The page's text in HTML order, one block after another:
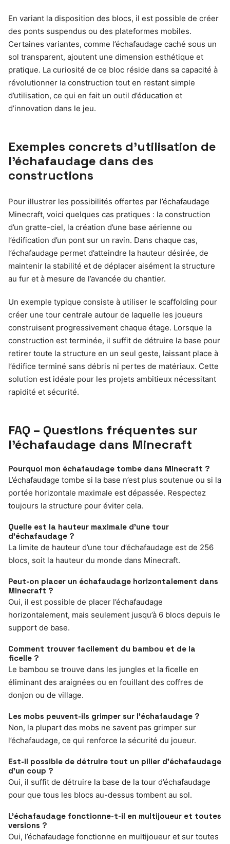
En variant la disposition des blocs, il est possible de créer
des ponts suspendus ou des plateformes mobiles.
Certaines variantes, comme l’échafaudage caché sous un
sol transparent, ajoutent une dimension esthétique et
pratique. La curiosité de ce bloc réside dans sa capacité à
révolutionner la construction tout en restant simple
d’utilisation, ce qui en fait un outil d’éducation et
d’innovation dans le jeu.
Exemples concrets d’utilisation de
l’échafaudage dans des
constructions
Pour illustrer les possibilités offertes par l’échafaudage
Minecraft, voici quelques cas pratiques : la construction
d’un gratte-ciel, la création d’une base aérienne ou
l’édification d’un pont sur un ravin. Dans chaque cas,
l’échafaudage permet d’atteindre la hauteur désirée, de
maintenir la stabilité et de déplacer aisément la structure
au fur et à mesure de l’avancée du chantier.
Un exemple typique consiste à utiliser le scaffolding pour
créer une tour centrale autour de laquelle les joueurs
construisent progressivement chaque étage. Lorsque la
construction est terminée, il suffit de détruire la base pour
retirer toute la structure en un seul geste, laissant place à
l’édifice terminé sans débris ni pertes de matériaux. Cette
solution est idéale pour les projets ambitieux nécessitant
rapidité et sécurité.
FAQ – Questions fréquentes sur
l’échafaudage dans Minecraft
Pourquoi mon échafaudage tombe dans Minecraft ?
L’échafaudage tombe si la base n’est plus soutenue ou si la
portée horizontale maximale est dépassée. Respectez
toujours la structure pour éviter cela.
Quelle est la hauteur maximale d’une tour
d’échafaudage ?
La limite de hauteur d’une tour d’échafaudage est de 256
blocs, soit la hauteur du monde dans Minecraft.
Peut-on placer un échafaudage horizontalement dans
Minecraft ?
Oui, il est possible de placer l’échafaudage
horizontalement, mais seulement jusqu’à 6 blocs depuis le
support de base.
Comment trouver facilement du bambou et de la
ficelle ?
Le bambou se trouve dans les jungles et la ficelle en
éliminant des araignées ou en fouillant des coffres de
donjon ou de village.
Les mobs peuvent-ils grimper sur l’échafaudage ?
Non, la plupart des mobs ne savent pas grimper sur
l’échafaudage, ce qui renforce la sécurité du joueur.
Est-il possible de détruire tout un pilier d’échafaudage
d’un coup ?
Oui, il suffit de détruire la base de la tour d’échafaudage
pour que tous les blocs au-dessus tombent au sol.
L’échafaudage fonctionne-t-il en multijoueur et toutes
versions ?
Oui, l’échafaudage fonctionne en multijoueur et sur toutes